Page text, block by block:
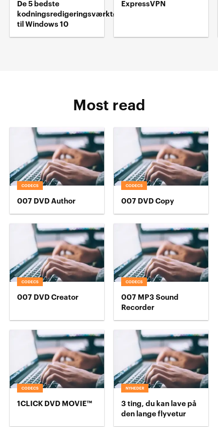
De 5 bedste
kodningsredigeringsværktøj
til Windows 10
ExpressVPN
Most read
CODECS
007 DVD Author
CODECS
007 DVD Copy
CODECS
007 DVD Creator
CODECS
007 MP3 Sound
Recorder
CODECS
1CLICK DVD MOVIE™
NYHEDER
3 ting, du kan lave på
den lange flyvetur